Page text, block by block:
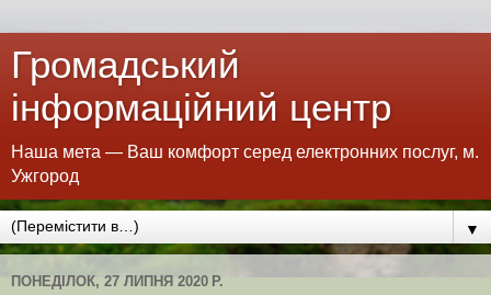
Громадський
інформаційний центр
Наша мета — Ваш комфорт серед електронних послуг, м.
Ужгород
▼
ПОНЕДІЛОК, 27 ЛИПНЯ 2020 Р.